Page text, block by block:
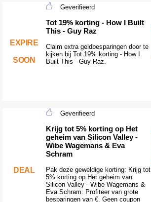
EXPIRE
SOON
Geverifieerd
Tot 19% korting - How I Built
This - Guy Raz
Claim extra geldbesparingen door te
kijken bij Tot 19% korting - How I
Built This - Guy Raz.
DEAL
Geverifieerd
Krijg tot 5% korting op Het
geheim van Silicon Valley -
Wibe Wagemans & Eva
Schram
Pak deze geweldige korting: Krijg tot
5% korting op Het geheim van
Silicon Valley - Wibe Wagemans &
Eva Schram. Profiteer van grote
besparingen van €. Geen coupon